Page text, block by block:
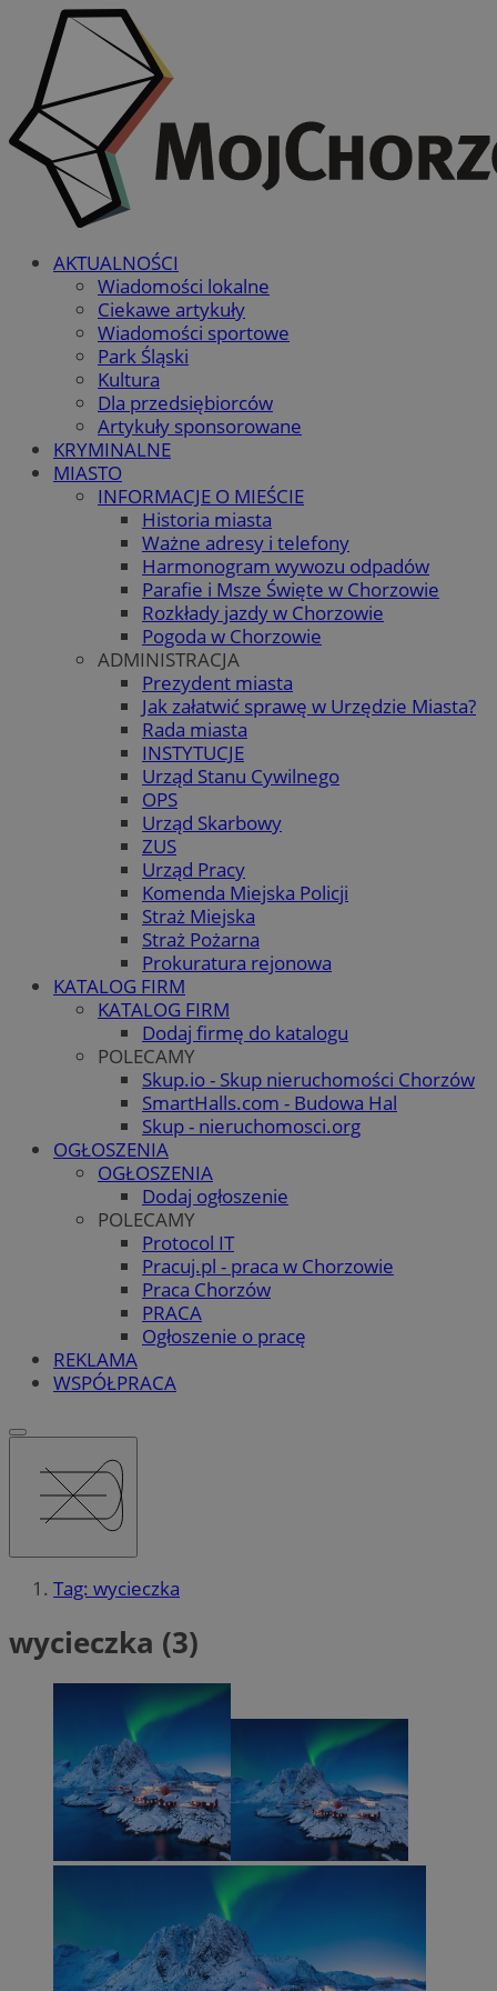
AKTUALNOŚCI
Wiadomości lokalne
Ciekawe artykuły
Wiadomości sportowe
Park Śląski
Kultura
Dla przedsiębiorców
Artykuły sponsorowane
KRYMINALNE
MIASTO
INFORMACJE O MIEŚCIE
Historia miasta
Ważne adresy i telefony
Harmonogram wywozu odpadów
Parafie i Msze Święte w Chorzowie
Rozkłady jazdy w Chorzowie
Pogoda w Chorzowie
ADMINISTRACJA
Prezydent miasta
Jak załatwić sprawę w Urzędzie Miasta?
Rada miasta
INSTYTUCJE
Urząd Stanu Cywilnego
OPS
Urząd Skarbowy
ZUS
Urząd Pracy
Komenda Miejska Policji
Straż Miejska
Straż Pożarna
Prokuratura rejonowa
KATALOG FIRM
KATALOG FIRM
Dodaj firmę do katalogu
POLECAMY
Skup.io - Skup nieruchomości Chorzów
SmartHalls.com - Budowa Hal
Skup - nieruchomosci.org
OGŁOSZENIA
OGŁOSZENIA
Dodaj ogłoszenie
POLECAMY
Protocol IT
Pracuj.pl - praca w Chorzowie
Praca Chorzów
PRACA
Ogłoszenie o pracę
REKLAMA
WSPÓŁPRACA
Tag: wycieczka
wycieczka (3)